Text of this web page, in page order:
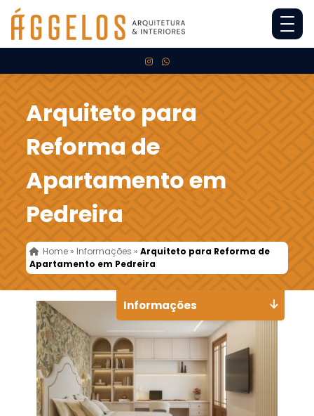
Arquiteto para
Reforma de
Apartamento em
Pedreira
Home » Informações »Arquiteto para Reforma de
Apartamento em Pedreira
Informações